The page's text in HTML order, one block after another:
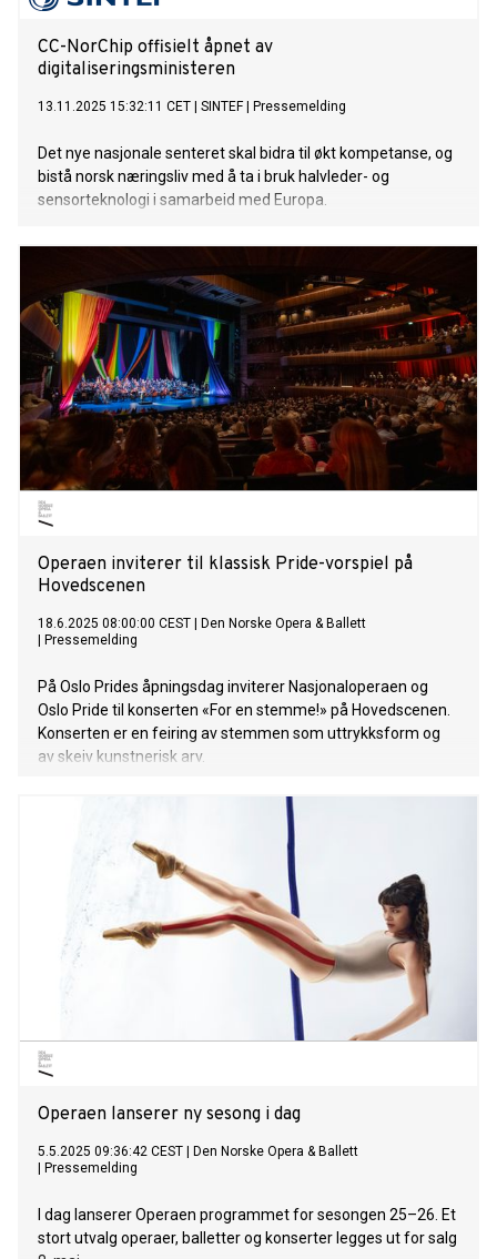
CC-NorChip offisielt åpnet av
digitaliseringsministeren
13.11.2025 15:32:11 CET SINTEF| Pressemelding
Det nye nasjonale senteret skal bidra til økt kompetanse, og
bistå norsk næringsliv med å ta i bruk halvleder- og
sensorteknologi i samarbeid med Europa.
Operaen inviterer til klassisk Pride-vorspiel på
Hovedscenen
18.6.2025 08:00:00 CEST
Den Norske Opera & Ballett
Pressemelding
På Oslo Prides åpningsdag inviterer Nasjonaloperaen og
Oslo Pride til konserten «For en stemme!» på Hovedscenen.
Konserten er en feiring av stemmen som uttrykksform og
av skeiv kunstnerisk arv.
Operaen lanserer ny sesong i dag
5.5.2025 09:36:42 CEST
Den Norske Opera & Ballett
Pressemelding
I dag lanserer Operaen programmet for sesongen 25–26. Et
stort utvalg operaer, balletter og konserter legges ut for salg